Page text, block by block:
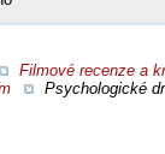
Filmové recenze a
Psychologické